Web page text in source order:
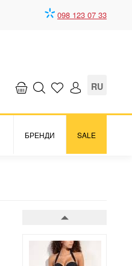
098 123 07 33
RU
БРЕНДИ SALE